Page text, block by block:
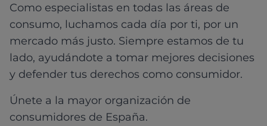
Como especialistas en todas las áreas de
consumo, luchamos cada día por ti, por un
mercado más justo. Siempre estamos de tu
lado, ayudándote a tomar mejores decisiones
y defender tus derechos como consumidor.
Únete a la mayor organización de
consumidores de España.